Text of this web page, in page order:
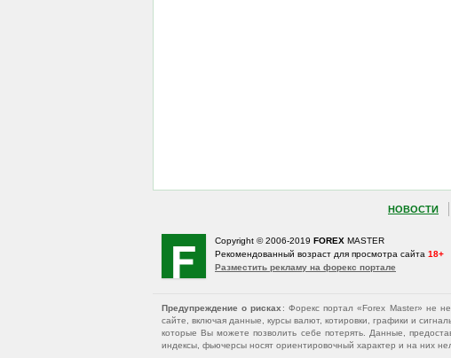
НОВОСТИ
Copyright © 2006-2019 FOREX MASTER
Рекомендованный возраст для просмотра сайта 18+
Разместить рекламу на форекс портале
Предупреждение о рисках : Форекс портал «Forex Master» не
сайте, включая данные, курсы валют, котировки, графики и
которые Вы можете позволить себе потерять. Данные,
индексы, фьючерсы носят ориентировочный характер и на них